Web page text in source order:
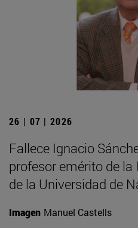
26 | 07 | 2026
Fallece Ignacio
profesor emérito de
de la Universidad de
Imagen Manuel Castells